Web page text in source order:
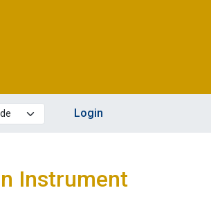
Login
Instrument